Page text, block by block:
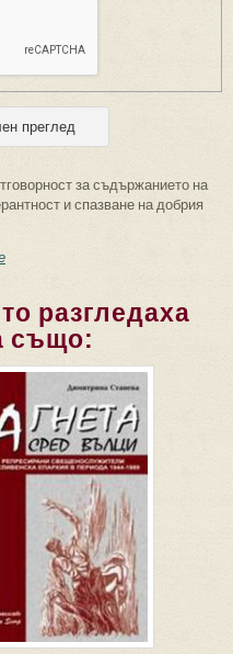
за съдържанието на
и спазване на добрия
разгледаха
също: